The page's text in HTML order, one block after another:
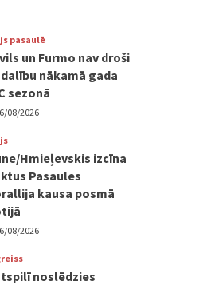
pasaulē
un Furmo nav droši
nākamā gada
sezonā
08/2026
Hmieļevskis izcīna
Pasaules
kausa posmā
08/2026
noslēdzies